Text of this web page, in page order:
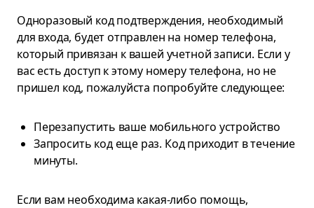
Одноразовый код подтверждения, необходимый
для входа, будет отправлен на номер телефона,
который привязан к вашей учетной записи. Если у
вас есть доступ к этому номеру телефона, но не
пришел код, пожалуйста попробуйте следующее:
Перезапустить ваше мобильного устройство
Запросить код еще раз. Код приходит в течение
минуты.
Если вам необходима какая-либо помощь,